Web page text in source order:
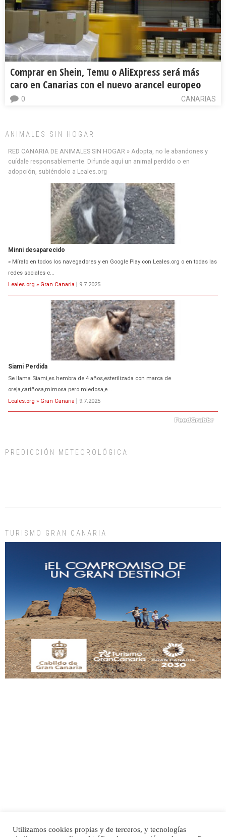
Comprar en Shein, Temu o AliExpress será más
caro en Canarias con el nuevo arancel europeo
CANARIAS
0
ANIMALES SIN HOGAR
RED CANARIA DE ANIMALES SIN HOGAR » Adopta, no le abandones y
cuídale responsablemente. Difunde aquí un animal perdido o en
adopción, subiéndolo a Leales.org
Minni desaparecido
» Míralo en todos los navegadores y en Google Play con Leales.org o en todas las
redes sociales c...
Leales.org » Gran Canaria | 9.7.2025
Siami Perdida
Se llama Siami,es hembra de 4 años,esterilizada con marca de
oreja,cariñosa,mimosa pero miedosa,e...
Leales.org » Gran Canaria | 9.7.2025
días, ella incluida...
Gato manso encontrado
Este gato macho ha aparecido en la calle hace menos de un mes, es muy
manso y extremadamente cari...
Leales.org » Gran Canaria | 9.7.2025
SHIBA PERDIDO AVDA JOSE MESA Y LOPEZ
PREDICCIÓN METEOROLÓGICA
TURISMO GRAN CANARIA
Utilizamos cookies propias y de terceros, y tecnologías